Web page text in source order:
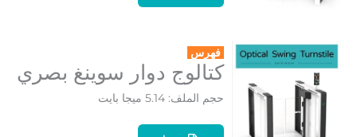
فهرس
كتالوج دوار سوينغ بصري
حجم الملف: 5.14 ميجا بايت